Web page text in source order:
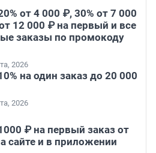
от 4 000 ₽, 30% от 7 000
12 000 ₽ на первый и все
заказы по промокоду
2026
на один заказ до 20 000
2026
₽ на первый заказ от
сайте и в приложении